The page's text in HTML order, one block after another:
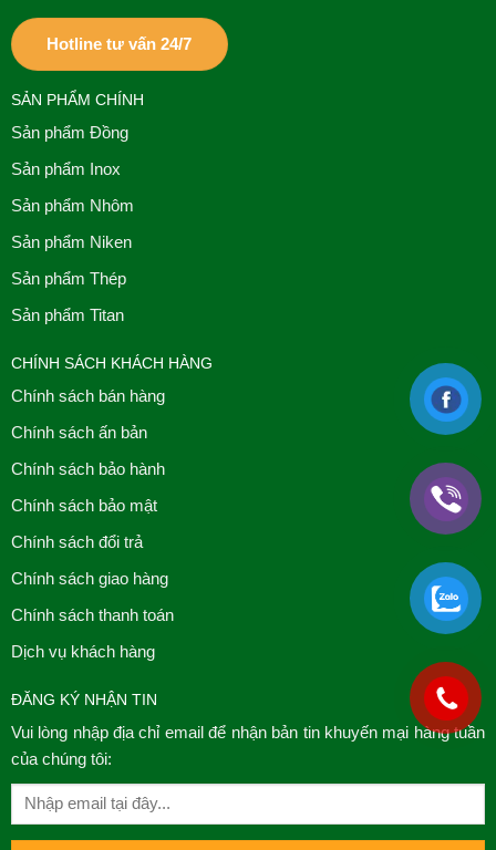
Hotline tư vấn 24/7
SẢN PHẨM CHÍNH
Sản phẩm Đồng
Sản phẩm Inox
Sản phẩm Nhôm
Sản phẩm Niken
Sản phẩm Thép
Sản phẩm Titan
CHÍNH SÁCH KHÁCH HÀNG
Chính sách bán hàng
Chính sách ấn bản
Chính sách bảo hành
Chính sách bảo mật
Chính sách đổi trả
Chính sách giao hàng
Chính sách thanh toán
Dịch vụ khách hàng
ĐĂNG KÝ NHẬN TIN
Vui lòng nhập địa chỉ email để nhận bản tin khuyến mại hàng tuần
của chúng tôi: